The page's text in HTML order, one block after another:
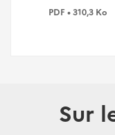
PDF • 310,3 Ko
Sur